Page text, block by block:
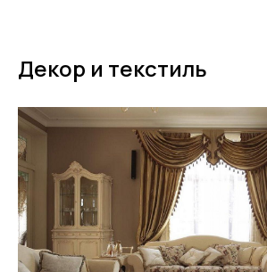
Декор и текстиль